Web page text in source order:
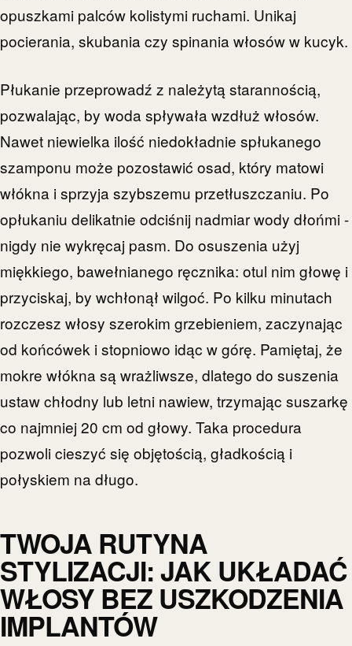
opuszkami palców kolistymi ruchami. Unikaj
pocierania, skubania czy spinania włosów w kucyk.
Płukanie przeprowadź z należytą starannością,
pozwalając, by woda spływała wzdłuż włosów.
Nawet niewielka ilość niedokładnie spłukanego
szamponu może pozostawić osad, który matowi
włókna i sprzyja szybszemu przetłuszczaniu. Po
opłukaniu delikatnie odciśnij nadmiar wody dłońmi -
nigdy nie wykręcaj pasm. Do osuszenia użyj
miękkiego, bawełnianego ręcznika: otul nim głowę i
przyciskaj, by wchłonął wilgoć. Po kilku minutach
rozczesz włosy szerokim grzebieniem, zaczynając
od końcówek i stopniowo idąc w górę. Pamiętaj, że
mokre włókna są wrażliwsze, dlatego do suszenia
ustaw chłodny lub letni nawiew, trzymając suszarkę
co najmniej 20 cm od głowy. Taka procedura
pozwoli cieszyć się objętością, gładkością i
połyskiem na długo.
TWOJA RUTYNA
STYLIZACJI: JAK UKŁADAĆ
WŁOSY BEZ USZKODZENIA
IMPLANTÓW